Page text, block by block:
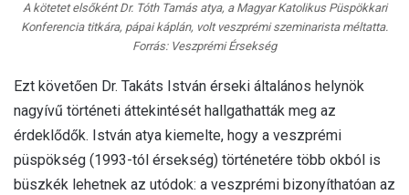
A kötetet elsőként Dr. Tóth Tamás atya, a Magyar Katolikus Püspökkari
Konferencia titkára, pápai káplán, volt veszprémi szeminarista méltatta.
Forrás: Veszprémi Érsekség
Ezt követően Dr. Takáts István érseki általános helynök
nagyívű történeti áttekintését hallgathatták meg az
érdeklődők. István atya kiemelte, hogy a veszprémi
püspökség (1993-tól érsekség) történetére több okból is
büszkék lehetnek az utódok: a veszprémi bizonyíthatóan az